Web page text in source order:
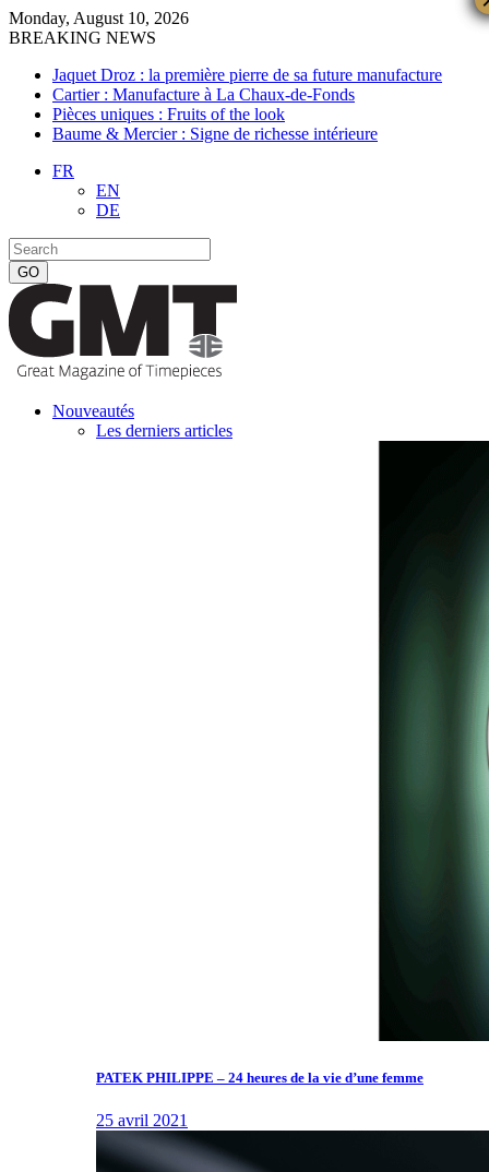
Monday, August 10, 2026
BREAKING NEWS
Jaquet Droz : la première pierre de sa future manufacture
Cartier : Manufacture à La Chaux-de-Fonds
Pièces uniques : Fruits of the look
Baume & Mercier : Signe de richesse intérieure
FR
EN
DE
Nouveautés
Les derniers articles
PATEK PHILIPPE – 24 heures de la vie d’une femme
25 avril 2021